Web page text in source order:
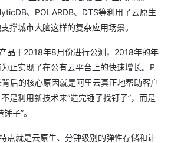
、POLARDB、DTS等利用了云原生
撑城市大脑这样的复杂应用场景。
品于2018年8月份进行公测，2018年的年
止实现了在公有云平台上的快速增长。P
后的核心原因就是阿里云真正地帮助客户
是利用新技术来“造完锤子找钉子”，而是
子”。
点就是云原生、分钟级别的弹性存储和计